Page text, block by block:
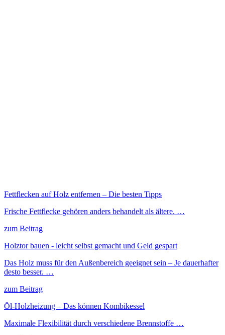
Fettflecken auf Holz entfernen – Die besten Tipps
Frische Fettflecke gehören anders behandelt als ältere. …
zum Beitrag
Holztor bauen - leicht selbst gemacht und Geld gespart
Das Holz muss für den Außenbereich geeignet sein – Je dauerhafter
desto besser. …
zum Beitrag
Öl-Holzheizung – Das können Kombikessel
Maximale Flexibilität durch verschiedene Brennstoffe …